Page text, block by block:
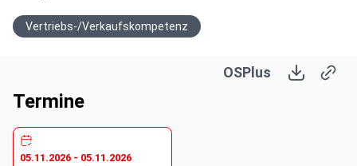
Vertriebs-/Verkaufskompetenz
OSPlus
Termine
05.11.2026 - 05.11.2026